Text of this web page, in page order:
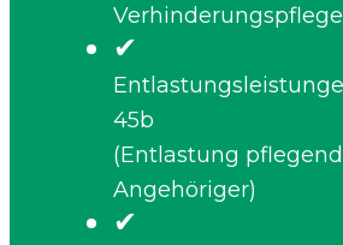
✔
45b
(Entlastung
Angehöriger)
✔